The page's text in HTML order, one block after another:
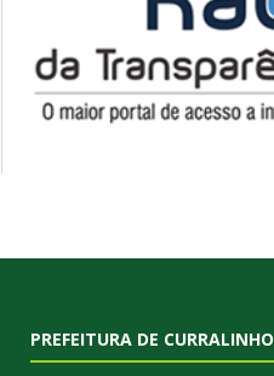
PREFEITURA DE CURRALINHO